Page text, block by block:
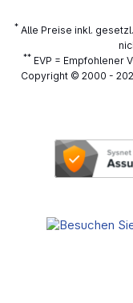
* Alle Preise inkl.
**EVP = Empfohlener
Copyright © 2000 -